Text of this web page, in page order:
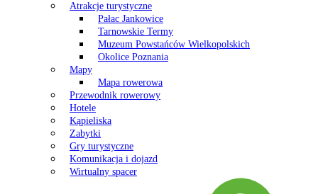
Atrakcje turystyczne
Pałac Jankowice
Tarnowskie Termy
Muzeum Powstańców Wielkopolskich
Okolice Poznania
Mapy
Mapa rowerowa
Przewodnik rowerowy
Hotele
Kąpieliska
Zabytki
Gry turystyczne
Komunikacja i dojazd
Wirtualny spacer